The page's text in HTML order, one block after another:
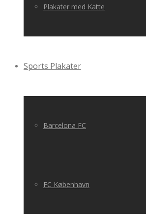
Plakater med Katte
Sports Plakater
Barcelona FC
FC København